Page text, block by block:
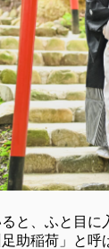
と、ふと目
助稲荷」と